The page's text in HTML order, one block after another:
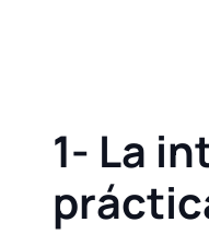
1- La